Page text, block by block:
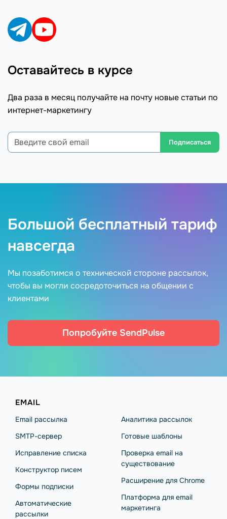
Оставайтесь в курсе
Два раза в месяц получайте на почту новые статьи по
интернет-маркетингу
Подписаться
Большой бесплатный тариф
навсегда
Мы позаботимся о технической стороне рассылок,
чтобы вы могли сосредоточиться на общении с
клиентами
Попробуйте SendPulse
EMAIL
Email рассылка
SMTP-сервер
Исправление списка
Конструктор писем
Формы подписки
Автоматические
рассылки
Аналитика рассылок
Готовые шаблоны
Проверка email на
существование
Расширение для Chrome
Платформа для email
маркетинга